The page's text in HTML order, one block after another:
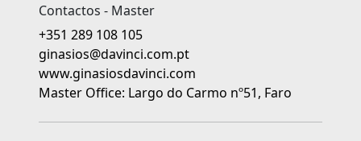
Contactos - Master
+351 289 108 105
ginasios@davinci.com.pt
www.ginasiosdavinci.com
Master Office: Largo do Carmo nº51, Faro